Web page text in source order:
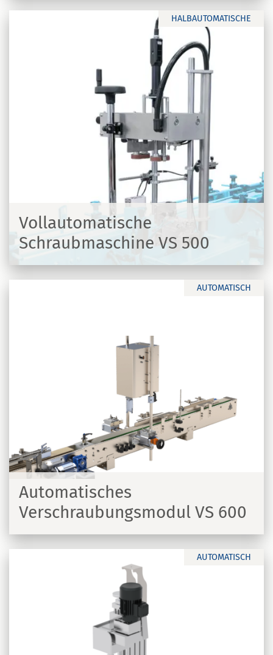
HALBAUTOMATISCHE
Vollautomatische
Schraubmaschine VS 500
AUTOMATISCH
Automatisches
Verschraubungsmodul VS 600
AUTOMATISCH